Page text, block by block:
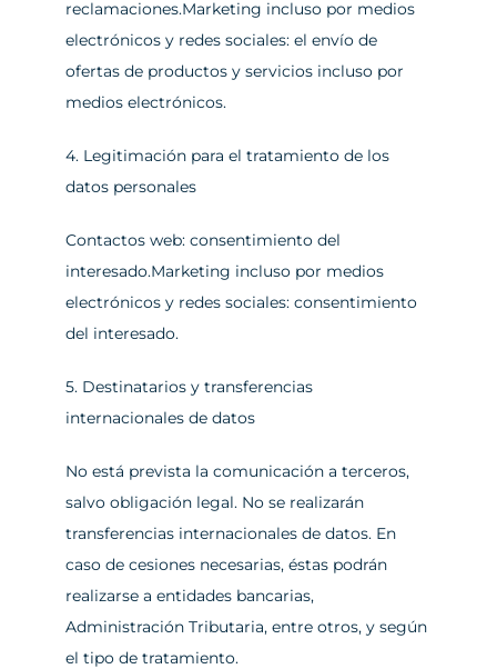
reclamaciones.Marketing incluso por medios
electrónicos y redes sociales: el envío de
ofertas de productos y servicios incluso por
medios electrónicos.
4. Legitimación para el tratamiento de los
datos personales
Contactos web: consentimiento del
interesado.Marketing incluso por medios
electrónicos y redes sociales: consentimiento
del interesado.
5. Destinatarios y transferencias
internacionales de datos
No está prevista la comunicación a terceros,
salvo obligación legal. No se realizarán
transferencias internacionales de datos. En
caso de cesiones necesarias, éstas podrán
realizarse a entidades bancarias,
Administración Tributaria, entre otros, y según
el tipo de tratamiento.